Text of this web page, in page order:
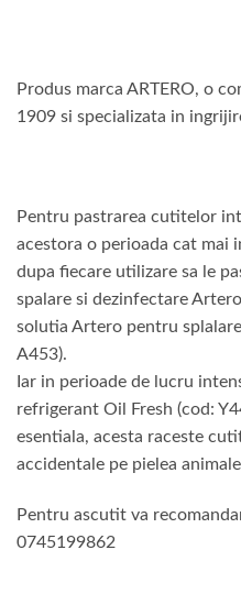
Produs marca ARTERO, o
1909 si specializata in
Pentru pastrarea cutitelor
acestora o perioada cat mai
dupa fiecare utilizare sa le
spalare si dezinfectare
solutia Artero pentru
A453).
Iar in perioade de lucru
refrigerant Oil Fresh (cod:
esentiala, acesta raceste
accidentale pe pielea
Pentru ascutit va
0745199862